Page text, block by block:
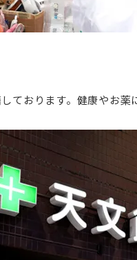
ております。健康やお